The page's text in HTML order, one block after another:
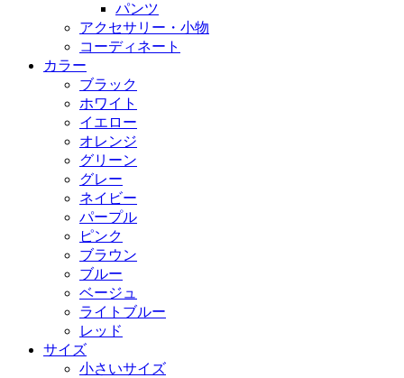
パンツ
アクセサリー・小物
コーディネート
カラー
ブラック
ホワイト
イエロー
オレンジ
グリーン
グレー
ネイビー
パープル
ピンク
ブラウン
ブルー
ベージュ
ライトブルー
レッド
サイズ
小さいサイズ